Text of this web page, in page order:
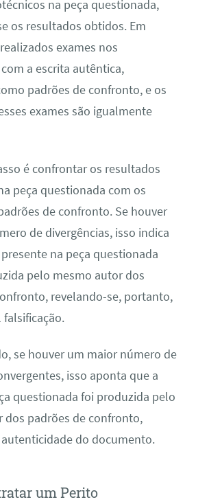
na peça questionada,
os resultados obtidos. Em
exames nos
a escrita autêntica,
padrões de confronto, e os
exames são igualmente
é confrontar os resultados
peça questionada com os
de confronto. Se houver
de divergências, isso indica
na peça questionada
pelo mesmo autor dos
revelando-se, portanto,
falsificação.
se houver um maior número de
isso aponta que a
questionada foi produzida pelo
dos padrões de confronto,
do documento.
um Perito